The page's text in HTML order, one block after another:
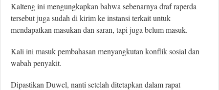
Kalteng ini mengungkapkan bahwa sebenarnya draf raperda
tersebut juga sudah di kirim ke instansi terkait untuk
mendapatkan masukan dan saran, tapi juga belum masuk.
Kali ini masuk pembahasan menyangkutan konflik sosial dan
wabah penyakit.
Dipastikan Duwel, nanti setelah ditetapkan dalam rapat